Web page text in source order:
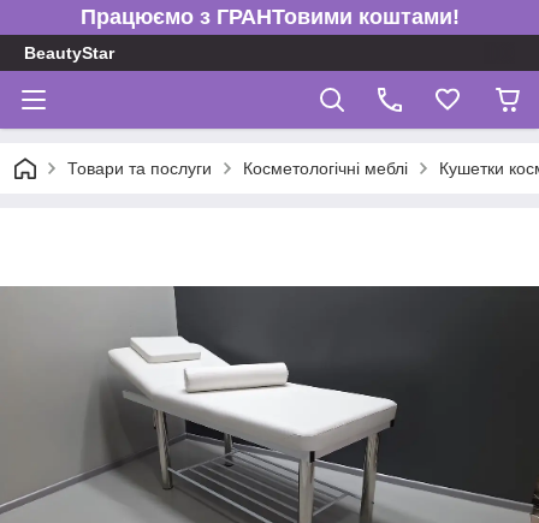
Працюємо з ГРАНТовими коштами!
BeautyStar
Товари та послуги Косметологічні меблі Кушетки